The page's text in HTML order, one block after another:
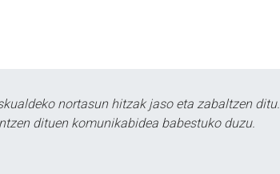
nortasun hitzak jaso eta zabaltzen
dituen komunikabidea babestuko duzu.